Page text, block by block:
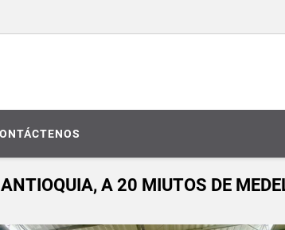
A 20 MIUTOS DE